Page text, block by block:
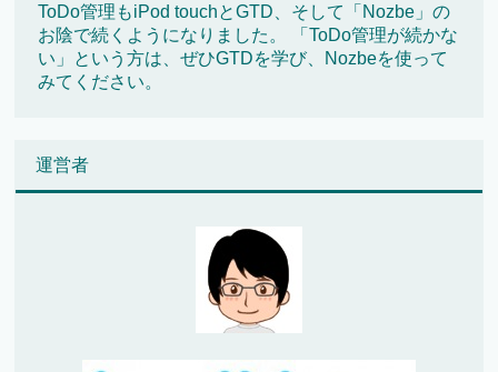
ToDo管理もiPod touchとGTD、そして「Nozbe」の
お陰で続くようになりました。 「ToDo管理が続かな
い」という方は、ぜひGTDを学び、Nozbeを使って
みてください。
運営者